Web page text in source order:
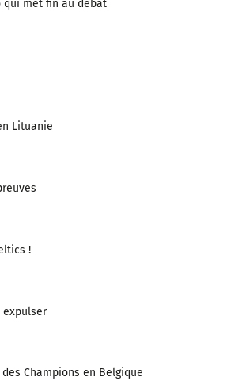
qui met fin au débat
Lituanie
!
expulser
Champions en Belgique